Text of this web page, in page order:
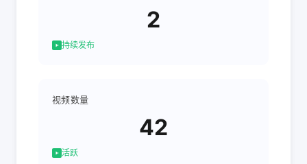
2
持续发布
视频数量
42
活跃